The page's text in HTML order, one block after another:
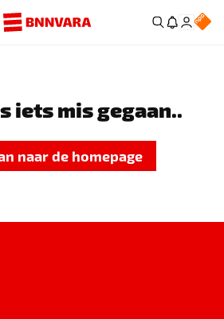
iets mis gegaan..
naar de homepage